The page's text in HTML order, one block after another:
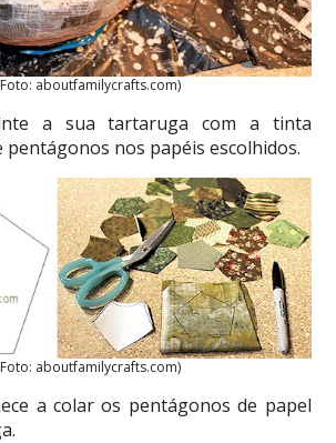
aboutfamilycrafts.com)
a sua tartaruga com a tinta
pentágonos nos papéis escolhidos.
aboutfamilycrafts.com)
a colar os pentágonos de papel